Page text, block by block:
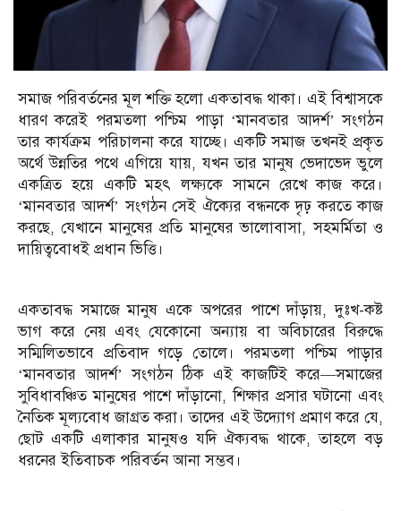
সমাজ পরিবর্তনের মূল শক্তি হলো একতাবদ্ধ থাকা। এই বিশ্বাসকে
ধারণ করেই পরমতলা পশ্চিম পাড়া ‘মানবতার আদর্শ’ সংগঠন
তার কার্যক্রম পরিচালনা করে যাচ্ছে। একটি সমাজ তখনই প্রকৃত
অর্থে উন্নতির পথে এগিয়ে যায়, যখন তার মানুষ ভেদাভেদ ভুলে
একত্রিত হয়ে একটি মহৎ লক্ষ্যকে সামনে রেখে কাজ করে।
‘মানবতার আদর্শ’ সংগঠন সেই ঐক্যের বন্ধনকে দৃঢ় করতে কাজ
করছে, যেখানে মানুষের প্রতি মানুষের ভালোবাসা, সহমর্মিতা ও
দায়িত্ববোধই প্রধান ভিত্তি।
একতাবদ্ধ সমাজে মানুষ একে অপরের পাশে দাঁড়ায়, দুঃখ-কষ্ট
ভাগ করে নেয় এবং যেকোনো অন্যায় বা অবিচারের বিরুদ্ধে
সম্মিলিতভাবে প্রতিবাদ গড়ে তোলে। পরমতলা পশ্চিম পাড়ার
‘মানবতার আদর্শ’ সংগঠন ঠিক এই কাজটিই করে—সমাজের
সুবিধাবঞ্চিত মানুষের পাশে দাঁড়ানো, শিক্ষার প্রসার ঘটানো এবং
নৈতিক মূল্যবোধ জাগ্রত করা। তাদের এই উদ্যোগ প্রমাণ করে যে,
ছোট একটি এলাকার মানুষও যদি ঐক্যবদ্ধ থাকে, তাহলে বড়
ধরনের ইতিবাচক পরিবর্তন আনা সম্ভব।